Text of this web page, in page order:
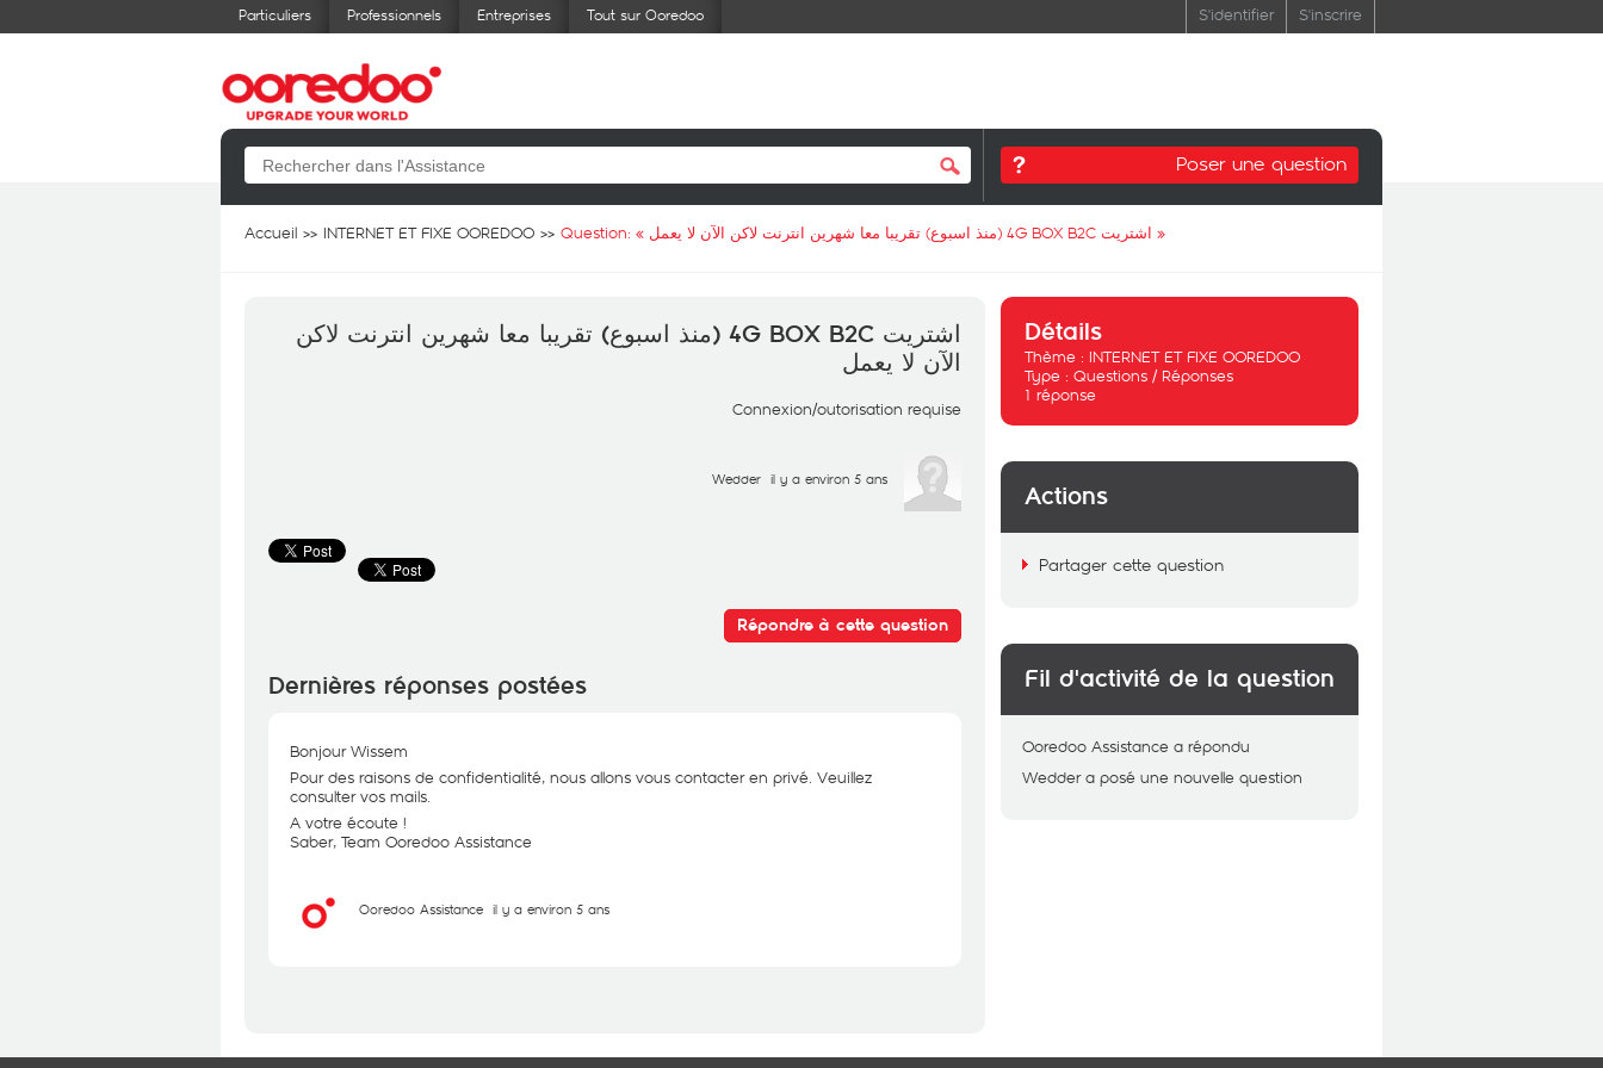
Particuliers Professionnels Entreprises Tout sur Ooredoo S'identifier S'inscrire
Poser une question
Accueil INTERNET ET FIXE OOREDOO Question: « اشتريت 4G BOX B2C (منذ اسبوع) تقريبا معا شهرين انترنت لاكن الآن لا يعمل »
اشتريت 4G BOX B2C (منذ اسبوع) تقريبا معا شهرين انترنت لاكن
الآن لا يعمل
Connexion/outorisation requise
Wedder il y a environ 5 ans
Répondre à cette question
Dernières réponses postées
Bonjour Wissem
Pour des raisons de confidentialité, nous allons vous contacter en privé. Veuillez
consulter vos mails.
A votre écoute !
Saber, Team Ooredoo Assistance
Ooredoo Assistance il y a environ 5 ans
Détails
Thème : INTERNET ET FIXE OOREDOO
Type : Questions / Réponses
1 réponse
Actions
Partager cette question
Fil d'activité de la question
Ooredoo Assistance a répondu
Wedder a posé une nouvelle question